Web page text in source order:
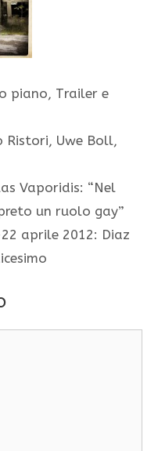
piano, Trailer e
Ristori, Uwe Boll,
Vaporidis: “Nel
un ruolo gay”
aprile 2012: Diaz